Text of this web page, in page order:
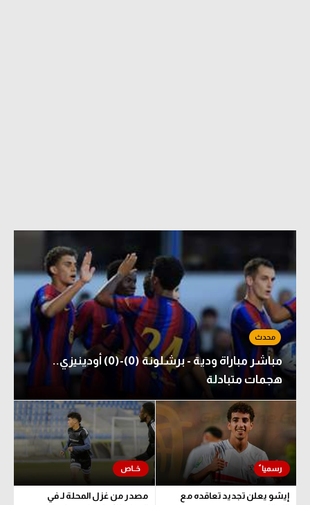
مباشر مباراة ودية - برشلونة (0)-(0) أودينيزي..
هجمات متبادلة
إيشو يعلن تجديد تعاقده مع
مصدر من غزل المحلة لـ في